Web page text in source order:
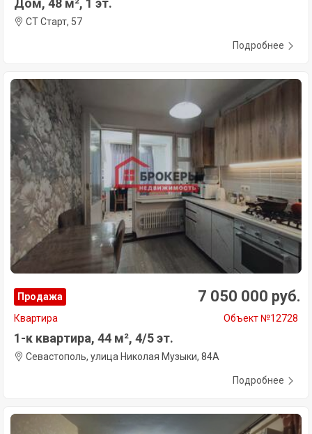
Дом, 48 м², 1 эт.
СТ Старт, 57
Подробнее
Продажа 7 050 000 руб.
Квартира Объект №12728
1-к квартира, 44 м², 4/5 эт.
Севастополь, улица Николая Музыки, 84А
Подробнее